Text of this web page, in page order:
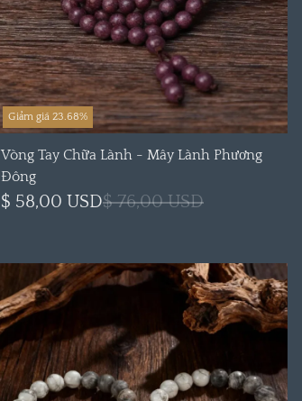
Giảm giá 23.68%
Vòng Tay Chữa Lành - Mây Lành Phương
Đông
$ 58,00 USD$ 76,00 USD